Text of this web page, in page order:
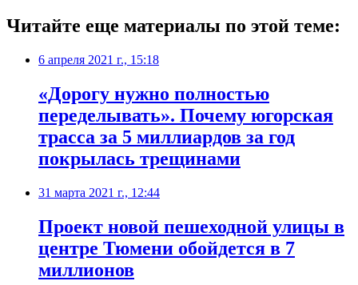
Читайте еще материалы по этой теме:
6 апреля 2021 г., 15:18
«Дорогу нужно полностью
переделывать». Почему югорская
трасса за 5 миллиардов за год
покрылась трещинами
31 марта 2021 г., 12:44
Проект новой пешеходной улицы в
центре Тюмени обойдется в 7
миллионов